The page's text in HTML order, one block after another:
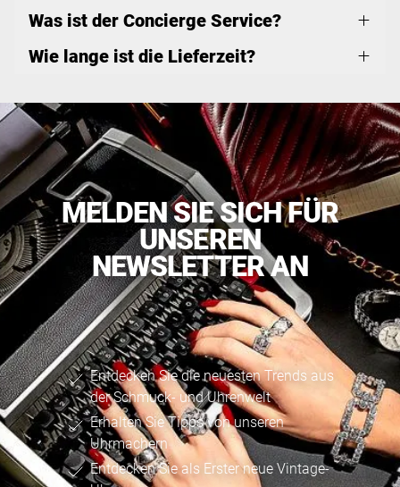
Was ist der Concierge Service?
Wie lange ist die Lieferzeit?
MELDEN SIE SICH FÜR
UNSEREN
NEWSLETTER AN
Entdecken Sie die neuesten Trends aus
der Schmuck- und Uhrenwelt
Erhalten Sie Tipps von unseren
Uhrmachern
Entdecken Sie als Erster neue Vintage-